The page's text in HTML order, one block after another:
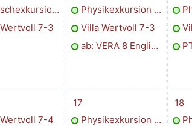
Jahrgang 11
7-3
Physikexkursion Jahrgang 7-1
Villa Wertvoll 7-3
ab: VERA 8 Englisch verpflichtend
Montag, 16. Februar
7-4
2 Termine, Dienstag, 17.
17
Physikexkursion Jahrgang 7-4
2
18